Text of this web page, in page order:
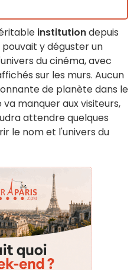
institutiondepuis
pouvait y déguster un
du cinéma, avec
sur les murs. Aucun
de planète dans le
manquer aux visiteurs,
attendre quelques
le nom et l'univers du